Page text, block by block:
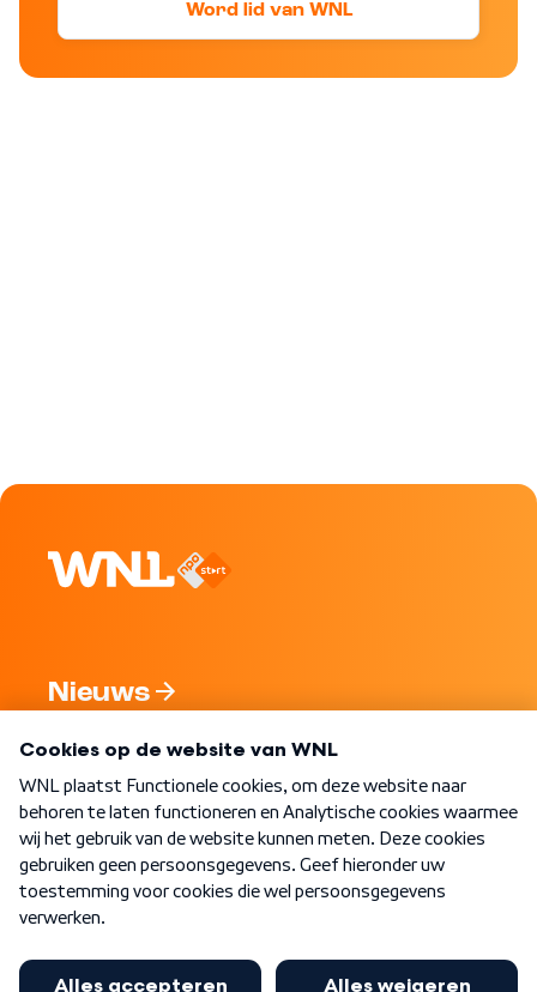
Word lid van WNL
Nieuws
Nieuwsbrief
Word Lid